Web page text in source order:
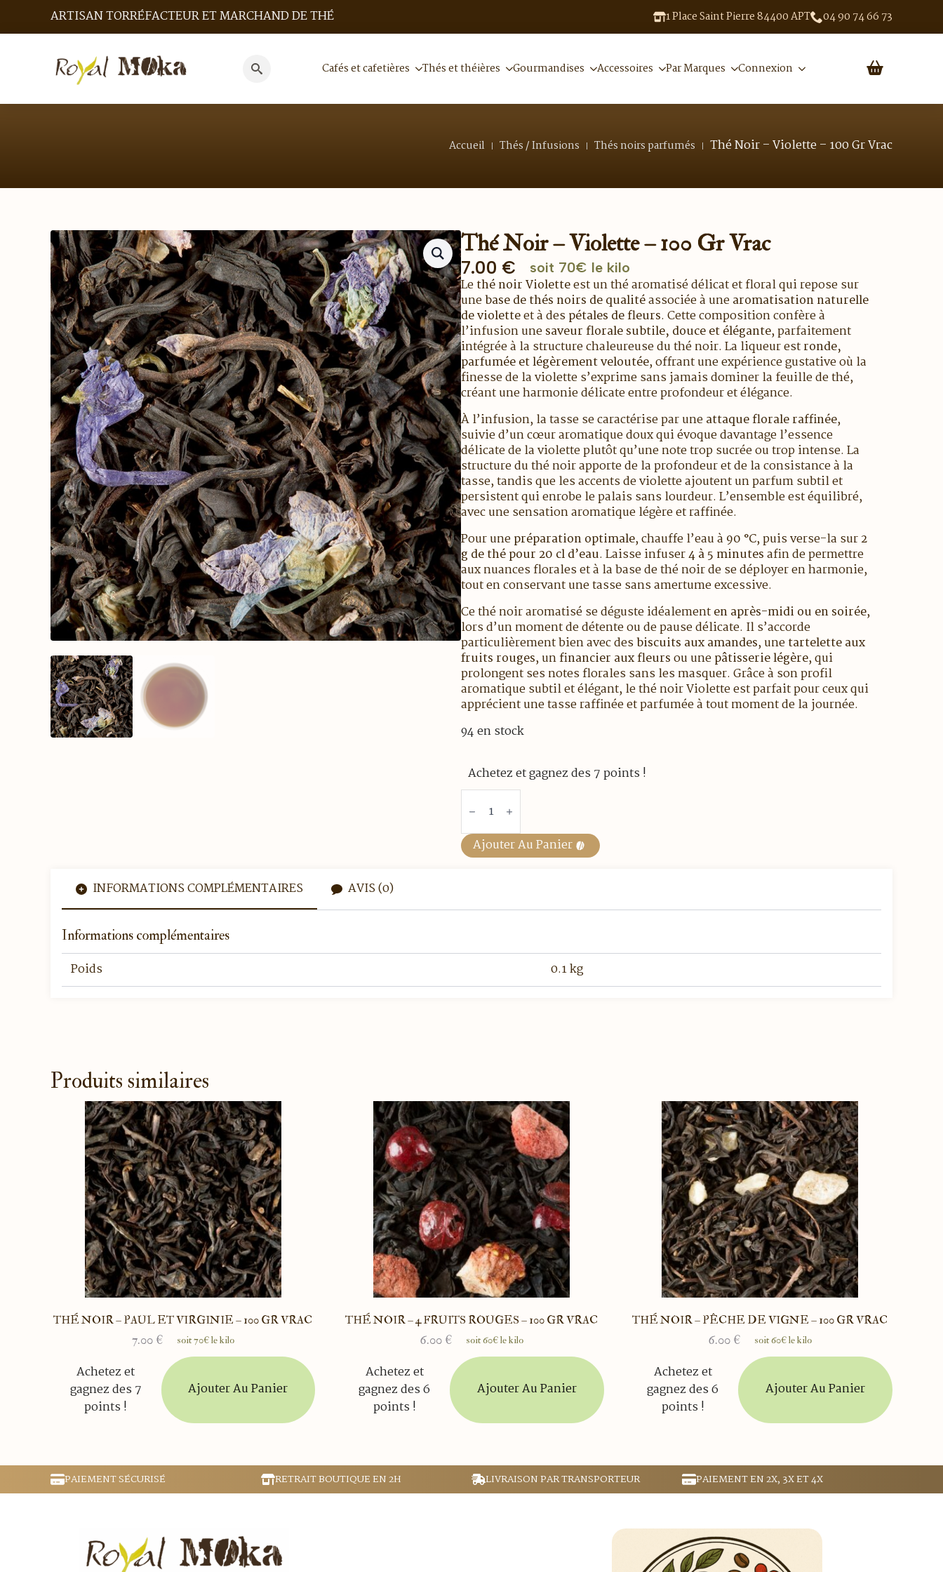
ARTISAN TORRÉFACTEUR ET MARCHAND DE THÉ 1 Place Saint Pierre 84400 APT 04 90 74 66 73
for:
Cafés et cafetières Thés et théières Gourmandises Accessoires Par Marques Connexion
Accueil Thés / Infusions Thés noirs parfumés Thé Noir – Violette – 100 Gr Vrac
Thé Noir – Violette – 100 Gr Vrac
7.00 € soit 70€ le kilo
Lethé noir Violetteest un thé aromatisé délicat et floral qui repose sur
unebase de thés noirs de qualitéassociée à unearomatisation naturelle
de violetteet à despétales de fleurs. Cette composition confère à
l’infusion unesaveur florale subtile, douce et élégante, parfaitement
intégrée à la structure chaleureuse du thé noir. La liqueur estronde,
parfumée et légèrement veloutée, offrant une expérience gustative où la
finesse de la violette s’exprime sans jamais dominer la feuille de thé,
créant une harmonie délicate entre profondeur et élégance.
À l’infusion, la tasse se caractérise par uneattaque florale raffinée,
suivie d’un cœur aromatique doux qui évoque davantage l’essence
délicate de la violette plutôt qu’une note trop sucrée ou trop intense. La
structure du thé noir apporte de la profondeur et de la consistance à la
tasse, tandis que les accents de violette ajoutent un parfum subtil et
persistent qui enrobe le palais sans lourdeur. L’ensemble est équilibré,
avec une sensation aromatique légère et raffinée.
Pour unepréparation optimale, chauffe l’eau à 90 °C, puis verse-la sur2
g de thé pour 20 cl d’eau. Laisse infuser4 à 5 minutesafin de permettre
aux nuances florales et à la base de thé noir de se déployer en harmonie,
tout en conservant une tasse sans amertume excessive.
Ce thé noir aromatisé se déguste idéalementen après-midi ou en soirée,
lors d’un moment de détente ou de pause délicate. Il s’accorde
particulièrement bien avec desbiscuits aux amandes, unetartelette aux
fruits rouges, unfinancier aux fleursou unepâtisserie légère, qui
prolongent ses notes florales sans les masquer. Grâce à son profil
aromatique subtil et élégant, le thé noir Violette est parfait pour ceux qui
apprécient une tasse raffinée et parfumée à tout moment de la journée.
94 en stock
Achetez et gagnez des 7 points !
quantité
Thé
-
Violette
-
Ajouter Au Panier
INFORMATIONS COMPLÉMENTAIRES AVIS (0)
Informations complémentaires
Poids 0.1 kg
Produits similaires
THÉ NOIR – PAUL ET VIRGINIE – 100 GR VRAC
7.00 € soit 70€ le kilo
Achetez et
gagnez des 7
points !
Ajouter Au Panier
THÉ NOIR – 4 FRUITS ROUGES – 100 GR VRAC
6.00 € soit 60€ le kilo
Achetez et
gagnez des 6
points !
Ajouter Au Panier
THÉ NOIR – PÊCHE DE VIGNE – 100 GR VRAC
6.00 € soit 60€ le kilo
Achetez et
gagnez des 6
points !
Ajouter Au Panier
PAIEMENT SÉCURISÉ RETRAIT BOUTIQUE EN 2H LIVRAISON PAR TRANSPORTEUR PAIEMENT EN 2X, 3X ET 4X